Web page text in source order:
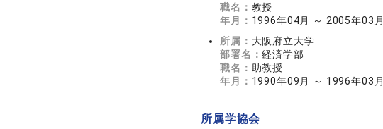
職名： 教授
年月： 1996年04月 ～ 2005年03月
所属： 大阪府立大学
部署名：経済学部
職名： 助教授
年月： 1990年09月 ～ 1996年03月
所属学協会